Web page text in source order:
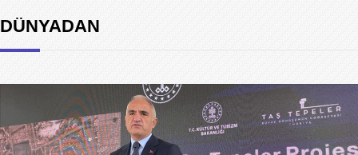
DÜNYADAN